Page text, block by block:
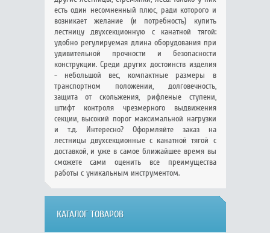
есть один несомненный плюс, ради которого и
возникает желание (и потребность) купить
лестницу двухсекционную с канатной тягой:
удобно регулируемая длина оборудования при
удивительной прочности и безопасности
конструкции. Среди других достоинств изделия
- небольшой вес, компактные размеры в
транспортном положении, долговечность,
защита от скольжения, рифленые ступени,
штифт контроля чрезмерного выдвижения
секции, высокий порог максимальной нагрузки
и т.д. Интересно? Оформляйте заказ на
лестницы двухсекционные с канатной тягой с
доставкой, и уже в самое ближайшее время вы
сможете сами оценить все преимущества
работы с уникальным инструментом.
КАТАЛОГ ТОВАРОВ